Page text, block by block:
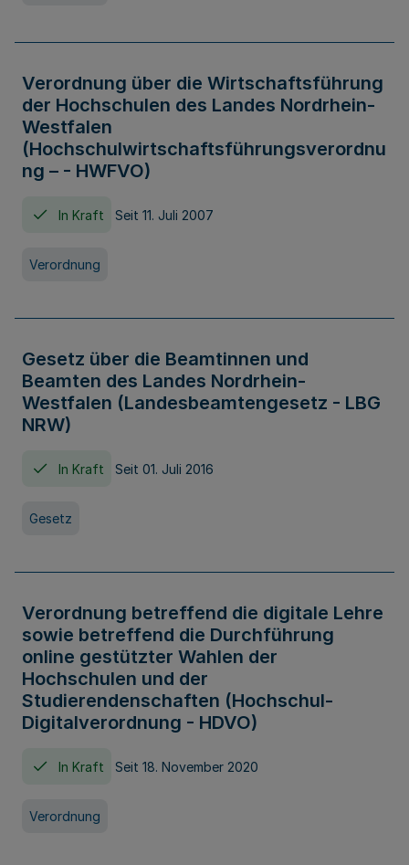
Verordnung über die Wirtschaftsführung
der Hochschulen des Landes Nordrhein-
Westfalen
(Hochschulwirtschaftsführungsverordnu
ng – - HWFVO)
In Kraft Seit 11. Juli 2007
Verordnung
Gesetz über die Beamtinnen und
Beamten des Landes Nordrhein-
Westfalen (Landesbeamtengesetz - LBG
NRW)
In Kraft Seit 01. Juli 2016
Gesetz
Verordnung betreffend die digitale Lehre
sowie betreffend die Durchführung
online gestützter Wahlen der
Hochschulen und der
Studierendenschaften (Hochschul-
Digitalverordnung - HDVO)
In Kraft Seit 18. November 2020
Verordnung